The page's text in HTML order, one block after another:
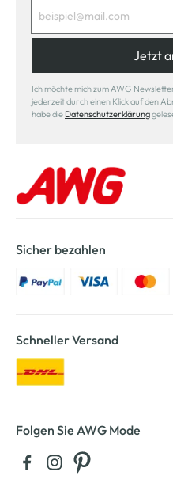
Jetzt
Ich möchte mich zum AWG
jederzeit durch einen Klick auf den
habe die Datenschutzerklärung
Sicher bezahlen
Schneller Versand
Folgen Sie AWG Mode